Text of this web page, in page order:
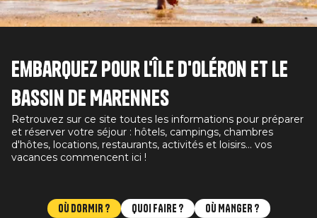
Embarquez pour l'île d'Oléron et le
bassin de Marennes
Retrouvez sur ce site toutes les informations pour préparer
et réserver votre séjour : hôtels, campings, chambres
d'hôtes, locations, restaurants, activités et loisirs... vos
vacances commencent ici !
OÙ DORMIR ? QUOI FAIRE ? OÙ MANGER ?